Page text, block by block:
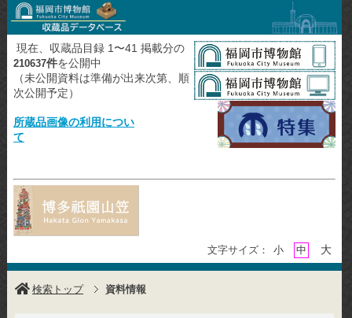
現在、収蔵品目録 1〜41 掲載分の
210637件を公開中
（未公開資料は準備が出来次第、順
次公開予定）
所蔵品画像の利用につい
て
文字サイズ： 小 中 大
検索トップ 資料情報